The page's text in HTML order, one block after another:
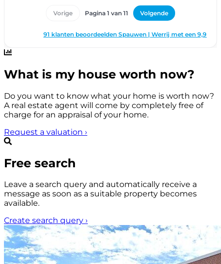
What is my house worth now?
Do you want to know what your home is worth now?
A real estate agent will come by completely free of
charge for an appraisal of your home.
Request a valuation ›
Free search
Leave a search query and automatically receive a
message as soon as a suitable property becomes
available.
Create search query ›